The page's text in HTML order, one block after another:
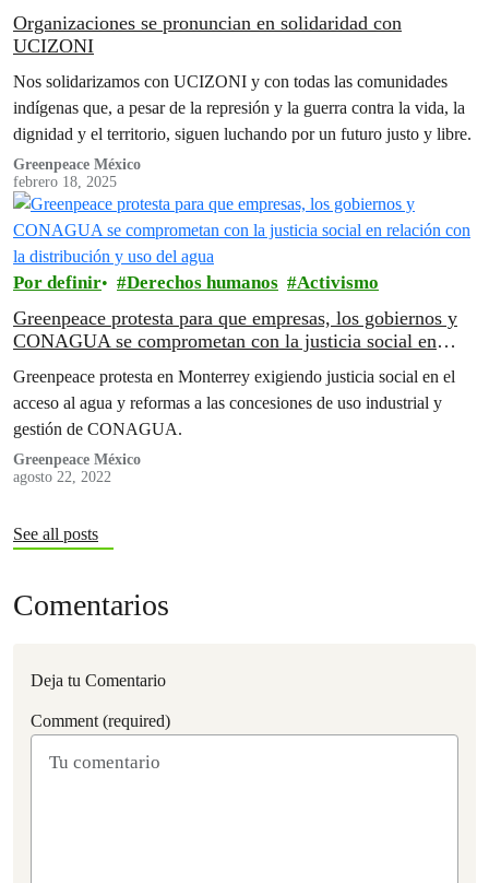
Organizaciones se pronuncian en solidaridad con
UCIZONI
Nos solidarizamos con UCIZONI y con todas las comunidades
indígenas que, a pesar de la represión y la guerra contra la vida, la
dignidad y el territorio, siguen luchando por un futuro justo y libre.
Greenpeace México
febrero 18, 2025
Por definir Derechos humanos Activismo
Greenpeace protesta para que empresas, los gobiernos y
CONAGUA se comprometan con la justicia social en
Greenpeace protesta en Monterrey exigiendo justicia social en el
acceso al agua y reformas a las concesiones de uso industrial y
gestión de CONAGUA.
Greenpeace México
agosto 22, 2022
See all posts
Comentarios
Deja tu Comentario
Comment (required)